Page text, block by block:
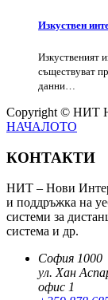
Изкуствен
Изкуственият
съществуват
данни…
Copyright © НИТ
НАЧАЛОТО
КОНТАКТИ
НИТ – Нови
и поддръжка на
системи за
система и др.
София 1000
ул. Хан
офис 1